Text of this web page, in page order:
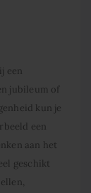
een
jubileum of
kun je
een
aan het
geschikt